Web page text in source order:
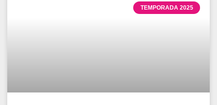
TEMPORADA 2025